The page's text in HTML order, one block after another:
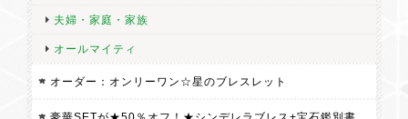
夫婦・家庭・家族
オールマイティ
オーダー：オンリーワン☆星のブレスレット